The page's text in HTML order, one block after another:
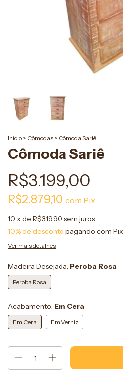
Início > Cômodas > Cômoda Sariê
Cômoda Sariê
R$3.199,00
R$2.879,10 com Pix
10 x de R$319,90 sem juros
10% de desconto pagando com Pix
Ver mais detalhes
Madeira Desejada: Peroba Rosa
Peroba Rosa
Acabamento: Em Cera
Em Cera Em Verniz